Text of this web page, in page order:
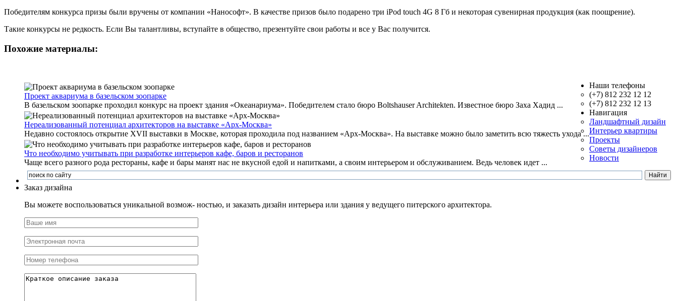
Победителям конкурса призы были вручены от компании «Нанософт». В качестве призов было подарено три iPod touch 4G 8 Гб и некоторая сувенирная продукция (как поощрение).
Такие конкурсы не редкость. Если Вы талантливы, вступайте в общество, презентуйте свои работы и все у Вас получится.
Похожие материалы:
Проект аквариума в базельском зоопарке
В базельском зоопарке проходил конкурс на проект здания «Океанариума». Победителем стало бюро Boltshauser Architekten. Известное бюро Заха Хадид ...
Нереализованный потенциал архитекторов на выставке «Арх-Москва»
Недавно состоялось открытие XVII выставки в Москве, которая проходила под названием «Арх-Москва». На выставке можно было заметить всю тяжесть ухода ...
Что необходимо учитывать при разработке интерьеров кафе, баров и ресторанов
Чаще всего разного рода рестораны, кафе и бары манят нас не вкусной едой и напитками, а своим интерьером и обслуживанием. Ведь человек идет ...
Наши телефоны
(+7) 812 232 12 12
(+7) 812 232 12 13
Навигация
Ландшафтный дизайн
Интерьер квартиры
Проекты
Советы дизайнеров
Новости
Заказ дизайна
Вы можете воспользоваться уникальной возмож- ностью, и заказать дизайн интерьера или здания у ведущего питерского архитектора.